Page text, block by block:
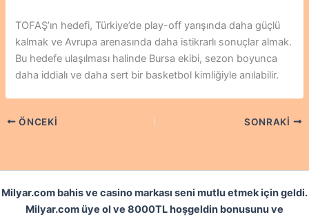
TOFAŞ’ın hedefi, Türkiye’de play-off yarışında daha güçlü
kalmak ve Avrupa arenasında daha istikrarlı sonuçlar almak.
Bu hedefe ulaşılması halinde Bursa ekibi, sezon boyunca
daha iddialı ve daha sert bir basketbol kimliğiyle anılabilir.
ÖNCEKI SONRAKI
Milyar.com bahis ve casino markası seni mutlu etmek için geldi.
Milyar.com üye ol ve 8000TL hoşgeldin bonusunu ve